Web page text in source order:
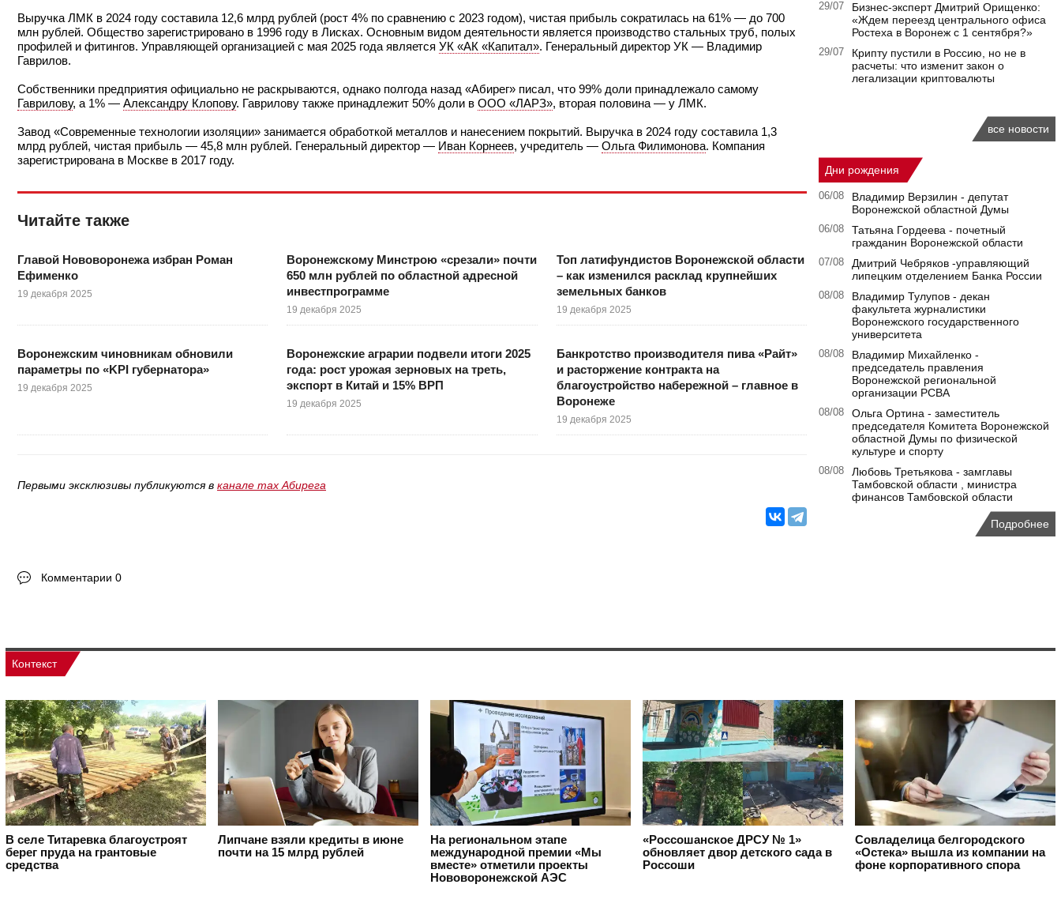
Выручка ЛМК в 2024 году составила 12,6 млрд рублей (рост 4% по сравнению с 2023 годом), чистая прибыль сократилась на 61% — до 700
млн рублей. Общество зарегистрировано в 1996 году в Лисках. Основным видом деятельности является производство стальных труб, полых
профилей и фитингов. Управляющей организацией с мая 2025 года является УК «АК «Капитал». Генеральный директор УК — Владимир
Гаврилов.
Собственники предприятия официально не раскрываются, однако полгода назад «Абирег» писал, что 99% доли принадлежало самому
Гаврилову, а 1% — Александру Клопову. Гаврилову также принадлежит 50% доли в ООО «ЛАРЗ», вторая половина — у ЛМК.
Завод «Современные технологии изоляции» занимается обработкой металлов и нанесением покрытий. Выручка в 2024 году составила 1,3
млрд рублей, чистая прибыль — 45,8 млн рублей. Генеральный директор — Иван Корнеев, учредитель — Ольга Филимонова. Компания
зарегистрирована в Москве в 2017 году.
Читайте также
Главой Нововоронежа избран Роман
Ефименко
19 декабря 2025
Воронежскому Минстрою «срезали» почти
650 млн рублей по областной адресной
инвестпрограмме
19 декабря 2025
Топ латифундистов Воронежской области
– как изменился расклад крупнейших
земельных банков
19 декабря 2025
Воронежским чиновникам обновили
параметры по «KPI губернатора»
19 декабря 2025
Воронежские аграрии подвели итоги 2025
года: рост урожая зерновых на треть,
экспорт в Китай и 15% ВРП
19 декабря 2025
Банкротство производителя пива «Райт»
и расторжение контракта на
благоустройство набережной – главное в
Воронеже
19 декабря 2025
Первыми эксклюзивы публикуются в канале max Абирега
Комментарии 0
29/07
Бизнес-эксперт Дмитрий Орищенко:
«Ждем переезд центрального офиса
Ростеха в Воронеж с 1 сентября?»
29/07
Крипту пустили в Россию, но не в
расчеты: что изменит закон о
легализации криптовалюты
все новости
Дни рождения
06/08
Владимир Верзилин - депутат
Воронежской областной Думы
06/08
Татьяна Гордеева - почетный
гражданин Воронежской области
07/08
Дмитрий Чебряков -управляющий
липецким отделением Банка России
08/08
Владимир Тулупов - декан
факультета журналистики
Воронежского государственного
университета
08/08
Владимир Михайленко -
председатель правления
Воронежской региональной
организации РСВА
08/08
Ольга Ортина - заместитель
председателя Комитета Воронежской
областной Думы по физической
культуре и спорту
08/08
Любовь Третьякова - замглавы
Тамбовской области , министра
финансов Тамбовской области
Подробнее
Контекст
В селе Титаревка благоустроят
берег пруда на грантовые
средства
Липчане взяли кредиты в июне
почти на 15 млрд рублей
На региональном этапе
международной премии «Мы
вместе» отметили проекты
Нововоронежской АЭС
«Россошанское ДРСУ № 1»
обновляет двор детского сада в
Россоши
Совладелица белгородского
«Остека» вышла из компании на
фоне корпоративного спора